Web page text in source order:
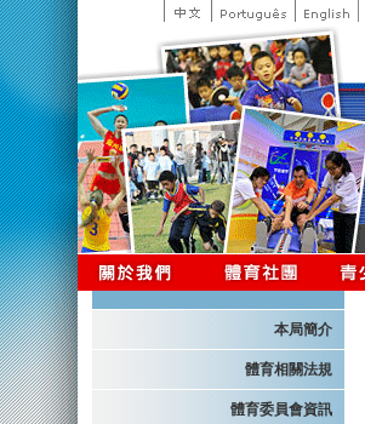
本局簡介
體育相關法規
體育委員會資訊